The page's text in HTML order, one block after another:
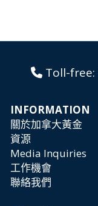
Toll-free:
INFORMATION
關於加拿大黃金
資源
Media Inquiries
工作機會
聯絡我們